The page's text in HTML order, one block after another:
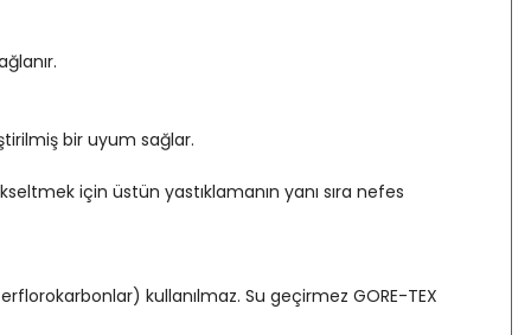
bir uyum sağlar.
için üstün yastıklamanın yanı sıra nefes
kullanılmaz. Su geçirmez GORE-TEX